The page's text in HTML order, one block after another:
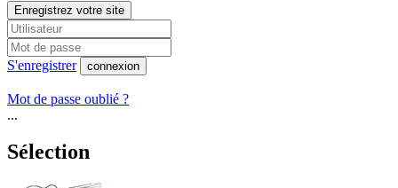
Enregistrez votre site
S'enregistrer connexion
Mot de passe oublié ?
...
Sélection